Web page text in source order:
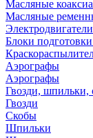
Масляные
Масляные
Электродвигатели
Блоки подготовки
Аэрографы
Аэрографы
Гвозди, шпильки,
Гвозди
Скобы
Шпильки